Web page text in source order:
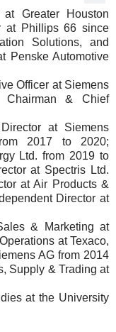
Greater Houston
at Phillips 66 since
Solutions, and
Penske Automotive
Officer at Siemens
& Chief
at Siemens
2017 to 2020;
Ltd. from 2019 to
at Spectris Ltd.
at Air Products &
Director at
& Marketing at
at Texaco,
AG from 2014
Supply & Trading at
at the University